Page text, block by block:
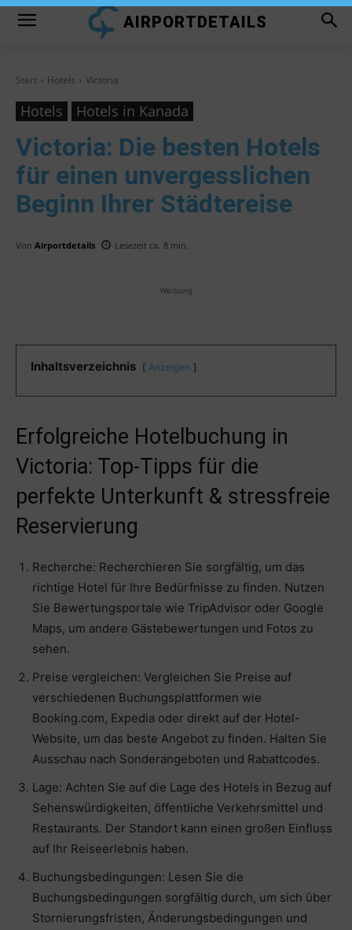
AIRPORTDETAILS
Start Hotels Victoria
Hotels Hotels in Kanada
Victoria: Die besten Hotels
für einen unvergesslichen
Beginn Ihrer Städtereise
Von Airportdetails Lesezeit ca. 8 min.
Werbung
Inhaltsverzeichnis Anzeigen
Erfolgreiche Hotelbuchung in
Victoria: Top-Tipps für die
perfekte Unterkunft & stressfreie
Reservierung
Recherche: Recherchieren Sie sorgfältig, um das
richtige Hotel für Ihre Bedürfnisse zu finden. Nutzen
Sie Bewertungsportale wie TripAdvisor oder Google
Maps, um andere Gästebewertungen und Fotos zu
sehen.
Preise vergleichen: Vergleichen Sie Preise auf
verschiedenen Buchungsplattformen wie
Booking.com, Expedia oder direkt auf der Hotel-
Website, um das beste Angebot zu finden. Halten Sie
Ausschau nach Sonderangeboten und Rabattcodes.
Lage: Achten Sie auf die Lage des Hotels in Bezug auf
Sehenswürdigkeiten, öffentliche Verkehrsmittel und
Restaurants. Der Standort kann einen großen Einfluss
auf Ihr Reiseerlebnis haben.
Buchungsbedingungen: Lesen Sie die
Buchungsbedingungen sorgfältig durch, um sich über
Stornierungsfristen, Änderungsbedingungen und